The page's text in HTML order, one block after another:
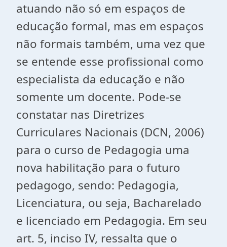
atuando não só em espaços de
educação formal, mas em espaços
não formais também, uma vez que
se entende esse profissional como
especialista da educação e não
somente um docente. Pode-se
constatar nas Diretrizes
Curriculares Nacionais (DCN, 2006)
para o curso de Pedagogia uma
nova habilitação para o futuro
pedagogo, sendo: Pedagogia,
Licenciatura, ou seja, Bacharelado
e licenciado em Pedagogia. Em seu
art. 5, inciso IV, ressalta que o